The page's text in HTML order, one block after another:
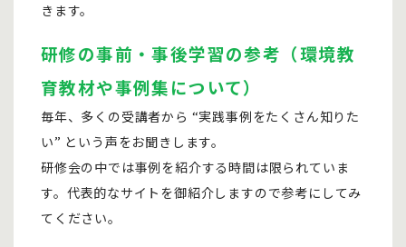
きます。
研修の事前・事後学習の参考（環境教
育教材や事例集について）
毎年、多くの受講者から “実践事例をたくさん知りた
い” という声をお聞きします。
研修会の中では事例を紹介する時間は限られていま
す。代表的なサイトを御紹介しますので参考にしてみ
てください。